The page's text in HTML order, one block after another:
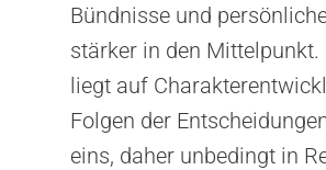
Bündnisse und
stärker in den Mittelpunkt.
liegt auf
Folgen der
eins, daher unbedingt in